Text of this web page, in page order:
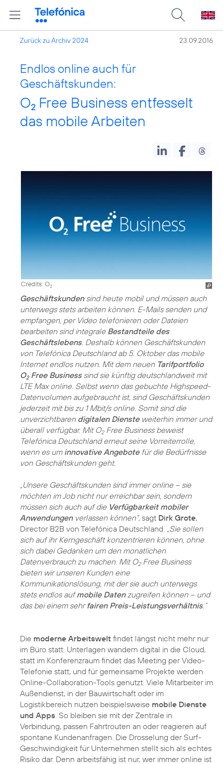
Zurück zu Archiv 2024 23.09.2016
Endlos online auch für
Geschäftskunden:
O2 Free Business entfesselt
das mobile Arbeiten
Credits: O2
Geschäftskunden sind heute mobil und müssen auch
unterwegs stets arbeiten können. E-Mails senden und
empfangen, per Video telefonieren oder Dateien
bearbeiten sind integrale Bestandteile des
Geschäftslebens. Deshalb können Geschäftskunden
von Telefónica Deutschland ab 5. Oktober das mobile
Internet endlos nutzen. Mit dem neuen Tarifportfolio
O2Free Businesssind sie künftig deutschlandweit mit
LTE Max online. Selbst wenn das gebuchte Highspeed-
Datenvolumen aufgebraucht ist, sind Geschäftskunden
jederzeit mit bis zu 1 Mbit/s online. Somit sind die
unverzichtbaren digitalen Diensteweiterhin immer und
überall verfügbar. Mit O2Free Business beweist
Telefónica Deutschland erneut seine Vorreiterrolle,
wenn es um innovative Angebote für die Bedürfnisse
von Geschäftskunden geht.
„Unsere Geschäftskunden sind immer online – sie
möchten im Job nicht nur erreichbar sein, sondern
müssen sich auch auf dieVerfügbarkeit mobiler
Anwendungenverlassen können“, sagt Dirk Grote,
Director B2B von Telefónica Deutschland.
„Sie sollen
sich auf ihr Kerngeschäft konzentrieren können, ohne
sich dabei Gedanken um den monatlichen
Datenverbrauch zu machen. Mit O2Free Business
bieten wir unseren Kunden eine
Kommunikationslösung, mit der sie auch unterwegs
stets endlos aufmobile Datenzugreifen können – und
das bei einem sehr fairen Preis-Leistungsverhältnis.“
Die moderne Arbeitswelt findet längst nicht mehr nur
im Büro statt. Unterlagen wandern digital in die Cloud,
statt im Konferenzraum findet das Meeting per Video-
Telefonie statt, und für gemeinsame Projekte werden
Online-Collaboration-Tools genutzt. Viele Mitarbeiter im
Außendienst, in der Bauwirtschaft oder im
Logistikbereich nutzen beispielsweise mobile Dienste
und Apps . So bleiben sie mit der Zentrale in
Verbindung, passen Fahrtrouten an oder reagieren auf
spontane Kundenanfragen. Die Drosselung der Surf-
Geschwindigkeit für Unternehmen stellt sich als echtes
Risiko dar. Denn arbeitsfähig ist nur, wer immer online ist